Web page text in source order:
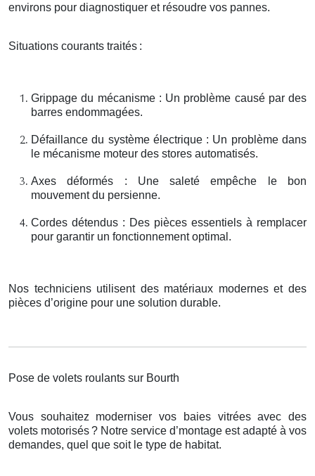
environs pour diagnostiquer et résoudre vos pannes.
Situations courants traités :
Grippage du mécanisme : Un problème causé par des
barres endommagées.
Défaillance du système électrique : Un problème dans
le mécanisme moteur des stores automatisés.
Axes déformés : Une saleté empêche le bon
mouvement du persienne.
Cordes détendus : Des pièces essentiels à remplacer
pour garantir un fonctionnement optimal.
Nos techniciens utilisent des matériaux modernes et des
pièces d’origine pour une solution durable.
Pose de volets roulants sur Bourth
Vous souhaitez moderniser vos baies vitrées avec des
volets motorisés? Notre service d’montage est adapté à vos
demandes, quel que soit le type de habitat.